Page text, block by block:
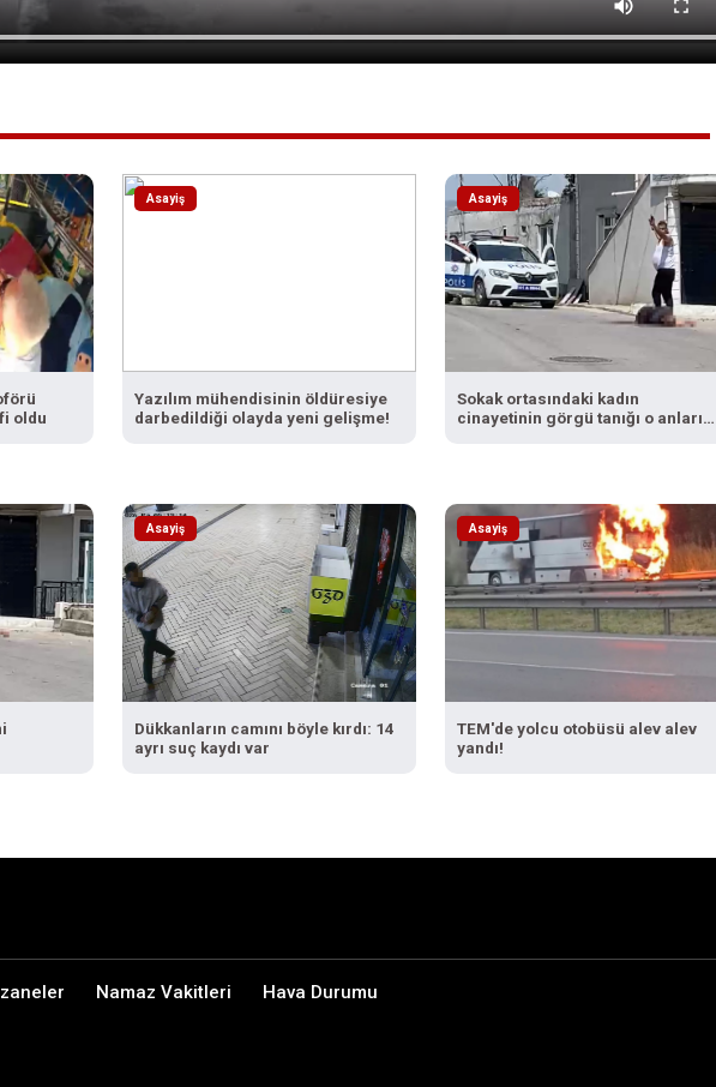
oldu
Asayiş
Yazılım mühendisinin öldüresiye
darbedildiği olayda yeni gelişme!
Asayiş
Sokak ortasındaki kadın
cinayetinin görgü tanığı o anları
Asayiş
Dükkanların camını böyle kırdı: 14
ayrı suç kaydı var
Asayiş
TEM'de yolcu otobüsü alev alev
yandı!
Namaz Vakitleri
Hava Durumu